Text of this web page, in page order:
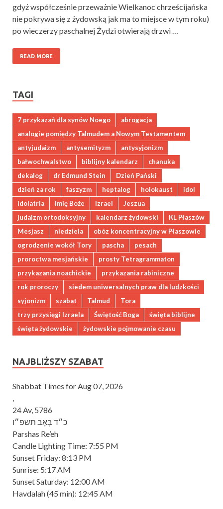
gdyż współcześnie przeważnie Wielkanoc chrześcijańska
nie pokrywa się z żydowską jak ma to miejsce w tym roku)
po wieczerzy paschalnej Żydzi otwierają drzwi …
READ MORE
TAGI
7 przykazań dla synów Noego
abrogacja
analogie pomiędzy Talmudem a Nowym Testamentem
antyjudaizm
antysemityzm
antysyjonizm
bałwochwalstwo
biblijny kalendarz
chanuka
dekalog
dr Edmund Stein
Dzień Pański
dzień za rok
faszyzm heptalog holokaust
idol
idolatria
Imię Boże Izrael
Jeszua
judaizm ortodoksyjny
kalendarz żydowski
KL Płaszów
Mesjasz
niedziela
obóz koncentracyjny w Płaszowie
ogrodzenie wokół Tory
pascha
pesach
proroctwa mesjańskie
prosty Tetragrammaton
przykazania noachickie
przykazania rabiniczne
rok proroczy
siedem uniwersalnych praw dla ludzkości
syjonizm
szabat Talmud
Tora
trzy przysięgi Izraela
Świętość Boga
święta biblijne
święta żydowskie
żydowskie pojmowanie czasu
NAJBLIŻSZY SZABAT
Shabbat Times for Aug 07, 2026
24 Av, 5786
כ״ד בְּאָב תשפ״ו
Parshas Re’eh
Candle Lighting Time: 7:55 PM
Sunset Friday: 8:13 PM
Sunrise: 5:17 AM
Sunset Saturday: 12:00 AM
Havdalah(45 min): 12:45 AM